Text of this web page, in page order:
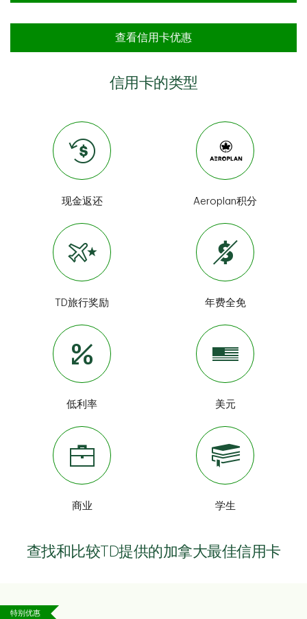
查看信用卡优惠
信用卡的类型
现金返还 Aeroplan积分
TD旅行奖励 年费全免
低利率 美元
商业 学生
查找和比较TD提供的加拿大最佳信用卡
特别优惠